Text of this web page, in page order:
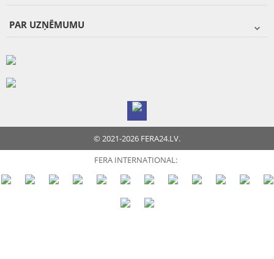
PAR UZŅĒMUMU
© 2021-2026 FERA24.LV.
FERA INTERNATIONAL: